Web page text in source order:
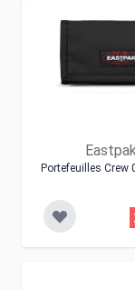
Portefeuilles Crew